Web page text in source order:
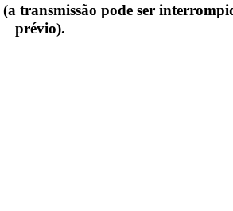
transmissão pode ser
prévio).